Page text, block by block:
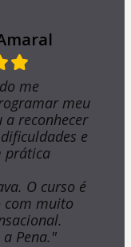
me
meu
a reconhecer
e
prática
O curso é
muito
Pena."